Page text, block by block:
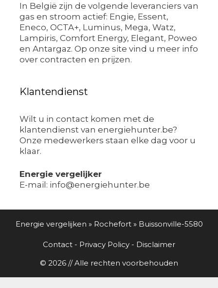
In België zijn de volgende leveranciers van
gas en stroom actief: Engie, Essent,
Eneco, OCTA+, Luminus, Mega, Watz,
Lampiris, Comfort Energy, Elegant, Poweo
en Antargaz. Op onze site vind u meer info
over contracten en prijzen.
Klantendienst
Wilt u in contact komen met de
klantendienst van energiehunter.be?
Onze medewerkers staan elke dag voor u
klaar.
Energie vergelijker
E-mail: info@energiehunter.be
Energie vergelijken » Rochefort» Buissonville-5580
Contact - Privacy Policy - Disclaimer
© 2026 // Alle rechten voorbehouden